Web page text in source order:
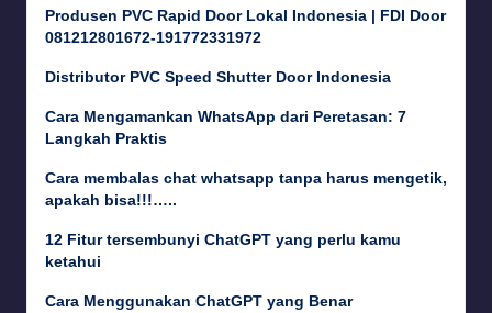
Produsen PVC Rapid Door Lokal Indonesia | FDI Door
081212801672-191772331972
Distributor PVC Speed Shutter Door Indonesia
Cara Mengamankan WhatsApp dari Peretasan: 7
Langkah Praktis
Cara membalas chat whatsapp tanpa harus mengetik,
apakah bisa!!!…..
12 Fitur tersembunyi ChatGPT yang perlu kamu
ketahui
Cara Menggunakan ChatGPT yang Benar